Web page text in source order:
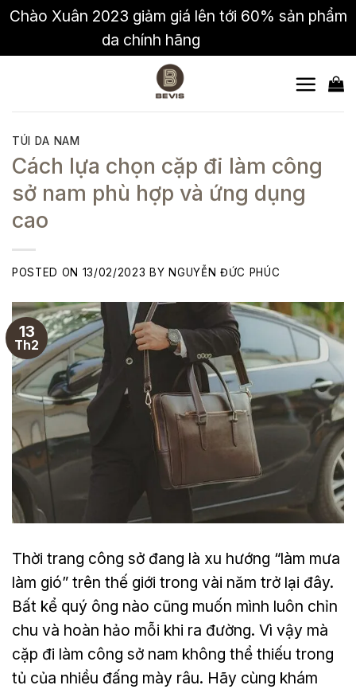
Chào Xuân 2023 giảm giá lên tới 60% sản phẩm
da chính hãng
content
TÚI DA NAM
Cách lựa chọn cặp đi làm công
sở nam phù hợp và ứng dụng
cao
POSTED ON 13/02/2023 BY NGUYỄN ĐỨC PHÚC
13
Th2
Thời trang công sở đang là xu hướng “làm mưa
làm gió” trên thế giới trong vài năm trở lại đây.
Bất kể quý ông nào cũng muốn mình luôn chỉn
chu và hoàn hảo mỗi khi ra đường. Vì vậy mà
cặp đi làm công sở nam không thể thiếu trong
tủ của nhiều đấng mày râu. Hãy cùng khám